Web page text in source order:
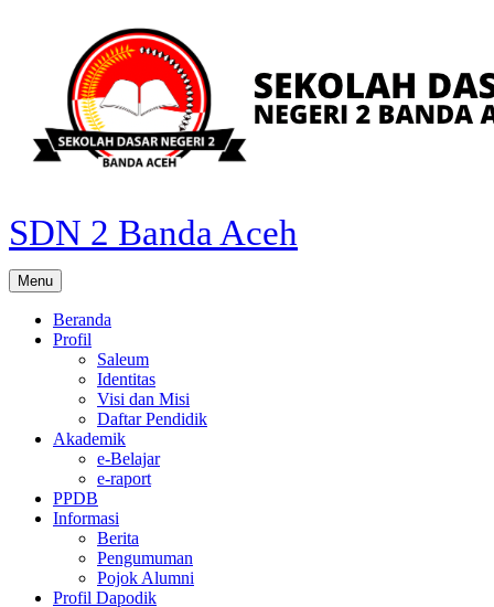
SDN 2 Banda Aceh
Menu
Beranda
Profil
Saleum
Identitas
Visi dan Misi
Daftar Pendidik
Akademik
e-Belajar
e-raport
PPDB
Informasi
Berita
Pengumuman
Pojok Alumni
Profil Dapodik